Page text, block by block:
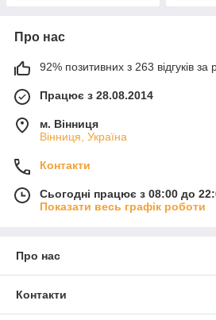
Про нас
92% позитивних з 263 відгуків за
Працює з 28.08.2014
м. Вінниця
Вінниця, Україна
Контакти
Сьогодні працює з 08:00 до
Показати весь графік роботи
Про нас
Контакти